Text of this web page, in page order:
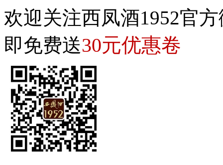
欢迎关注西凤酒1952官
即免费送30元优惠卷